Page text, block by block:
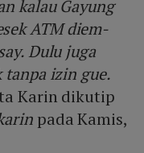
kalau Gayung
ATM diem-
Dulu juga
tanpa izin gue.
Karin dikutip
pada Kamis,